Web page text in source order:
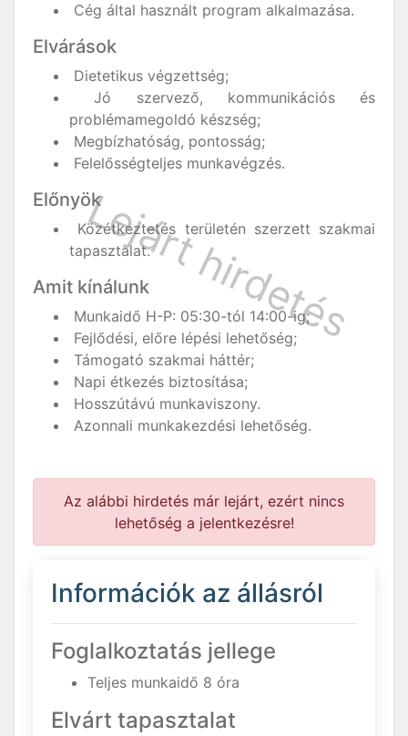
Cég által használt program alkalmazása.
Elvárások
Dietetikus végzettség;
Jó szervező, kommunikációs és
problémamegoldó készség;
Megbízhatóság, pontosság;
Felelősségteljes munkavégzés.
Előnyök
Közétkeztetés területén szerzett szakmai
tapasztalat.
Amit kínálunk
Munkaidő H-P: 05:30-tól 14:00-ig;
Fejlődési, előre lépési lehetőség;
Támogató szakmai háttér;
Napi étkezés biztosítása;
Hosszútávú munkaviszony.
Azonnali munkakezdési lehetőség.
Az alábbi hirdetés már lejárt, ezért nincs
lehetőség a jelentkezésre!
Információk az állásról
Foglalkoztatás jellege
Teljes munkaidő 8 óra
Elvárt tapasztalat